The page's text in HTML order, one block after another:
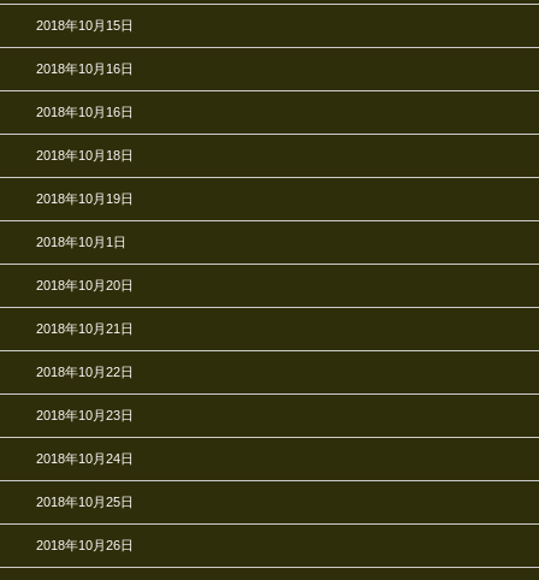
2018年10月15日
2018年10月16日
2018年10月16日
2018年10月18日
2018年10月19日
2018年10月1日
2018年10月20日
2018年10月21日
2018年10月22日
2018年10月23日
2018年10月24日
2018年10月25日
2018年10月26日